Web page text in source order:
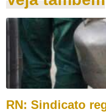
RN: Sindicato